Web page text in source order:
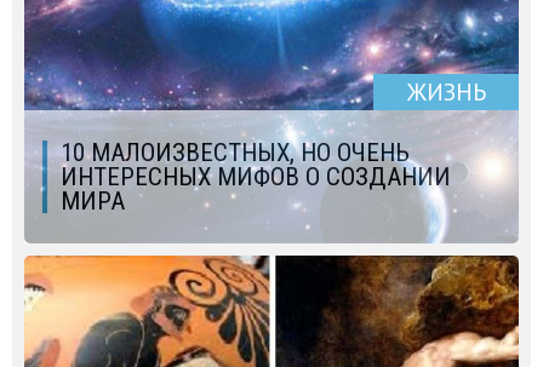
ЖИЗНЬ
10 МАЛОИЗВЕСТНЫХ, НО ОЧЕНЬ
ИНТЕРЕСНЫХ МИФОВ О СОЗДАНИИ
МИРА